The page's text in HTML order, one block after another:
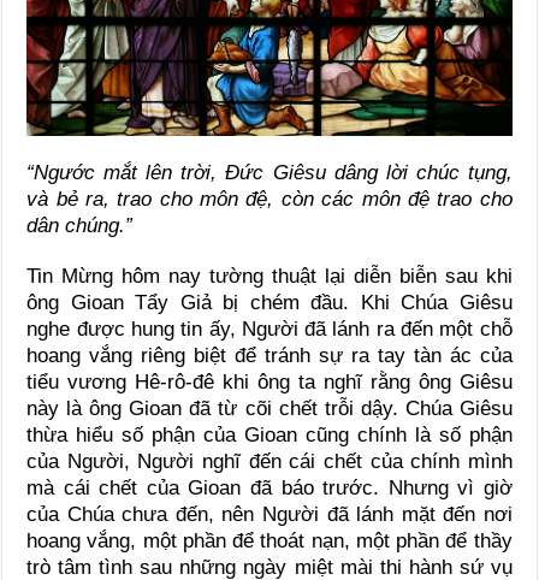
“Ngước mắt lên trời, Đức Giêsu dâng lời chúc tụng,
và bẻ ra, trao cho môn đệ, còn các môn đệ trao cho
dân chúng.”
Tin Mừng hôm nay tường thuật lại diễn biễn sau khi
ông Gioan Tẩy Giả bị chém đầu. Khi Chúa Giêsu
nghe được hung tin ấy, Người đã lánh ra đến một chỗ
hoang vắng riêng biệt để tránh sự ra tay tàn ác của
tiểu vương Hê-rô-đê khi ông ta nghĩ rằng ông Giêsu
này là ông Gioan đã từ cõi chết trỗi dậy. Chúa Giêsu
thừa hiểu số phận của Gioan cũng chính là số phận
của Người, Người nghĩ đến cái chết của chính mình
mà cái chết của Gioan đã báo trước. Nhưng vì giờ
của Chúa chưa đến, nên Người đã lánh mặt đến nơi
hoang vắng, một phần để thoát nạn, một phần để thầy
trò tâm tình sau những ngày miệt mài thi hành sứ vụ